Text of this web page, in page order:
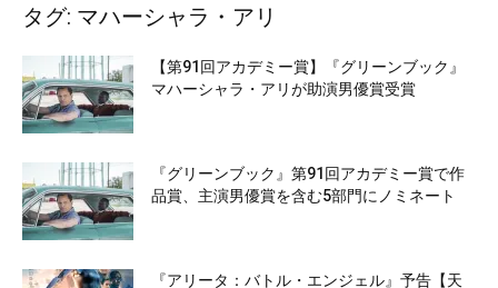
タグ: マハーシャラ・アリ
【第91回アカデミー賞】『グリーンブック』
マハーシャラ・アリが助演男優賞受賞
『グリーンブック』第91回アカデミー賞で作
品賞、主演男優賞を含む5部門にノミネート
『アリータ：バトル・エンジェル』予告【天